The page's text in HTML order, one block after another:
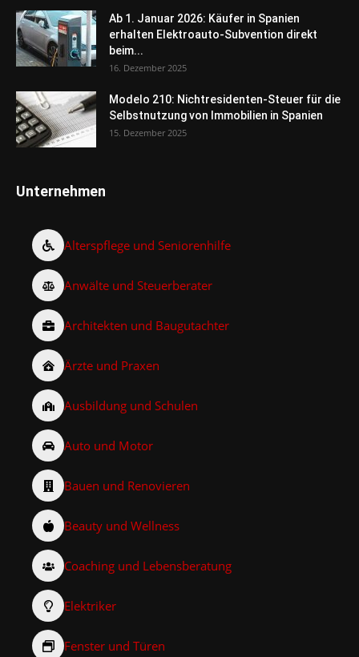
Ab 1. Januar 2026: Käufer in Spanien
erhalten Elektroauto-Subvention direkt
beim...
16. Dezember 2025
Modelo 210: Nichtresidenten-Steuer für die
Selbstnutzung von Immobilien in Spanien
15. Dezember 2025
Unternehmen
Alterspflege und Seniorenhilfe
Anwälte und Steuerberater
Architekten und Baugutachter
Ärzte und Praxen
Ausbildung und Schulen
Auto und Motor
Bauen und Renovieren
Beauty und Wellness
Coaching und Lebensberatung
Elektriker
Fenster und Türen